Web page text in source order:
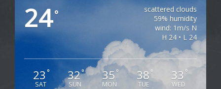
24°
scattered clouds
59% humidity
wind: 1m/s N
H 24 • L 24
23 °
SAT
32°
SUN
35°
MON
38 °
TUE
33 °
WED